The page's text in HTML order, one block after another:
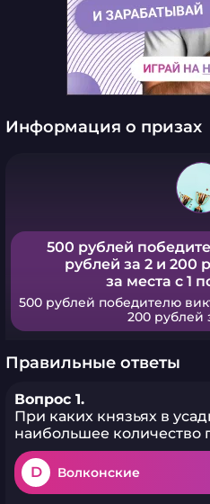
Информация о призах
500 рублей
рублей за 2 и 200
за места с 1
500 рублей победителю
200 рублей
Правильные ответы
Вопрос 1.
При каких князьях в
наибольшее количество
D Волконские